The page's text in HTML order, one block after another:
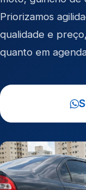
Priorizamos
qualidade e
quanto em